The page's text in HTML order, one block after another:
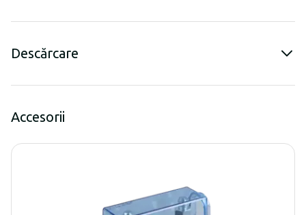
Descărcare
Accesorii